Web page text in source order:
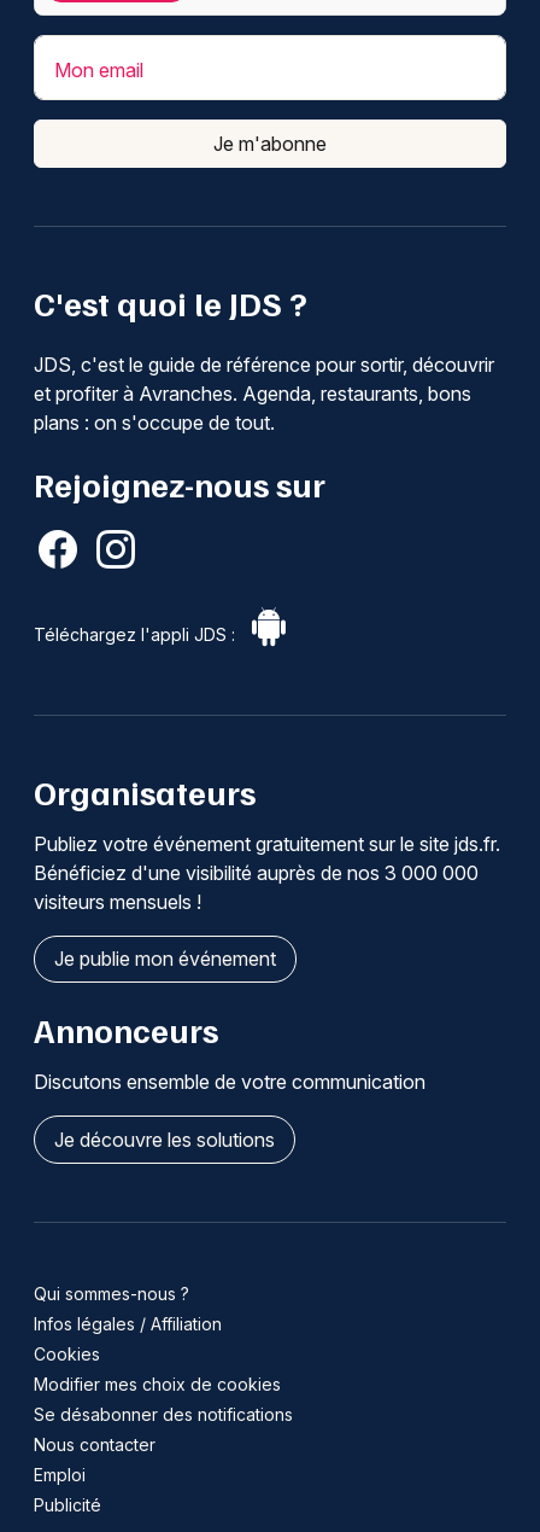
C'est quoi le JDS ?
JDS, c'est le guide de référence pour sortir, découvrir
et profiter à Avranches. Agenda, restaurants, bons
plans : on s'occupe de tout.
Rejoignez-nous sur
Téléchargez l'appli JDS :
Mon email
Je m'abonne
Organisateurs
Publiez votre événement gratuitement sur le site jds.fr.
Bénéficiez d'une visibilité auprès de nos 3 000 000
visiteurs mensuels !
Je publie mon événement
Annonceurs
Discutons ensemble de votre communication
Je découvre les solutions
Qui sommes-nous ?
Infos légales / Affiliation
Cookies
Modifier mes choix de cookies
Se désabonner des notifications
Nous contacter
Emploi
Publicité